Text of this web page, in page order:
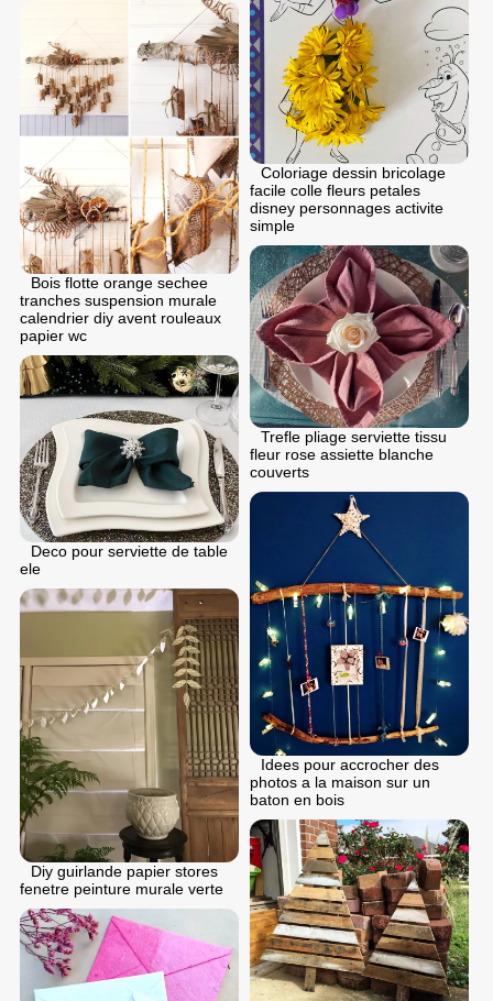
Coloriage dessin bricolage
facile colle fleurs petales
disney personnages activite
simple
Bois flotte orange sechee
tranches suspension murale
calendrier diy avent rouleaux
papier wc
Trefle pliage serviette tissu
fleur rose assiette blanche
couverts
Deco pour serviette de table
ele
Idees pour accrocher des
photos a la maison sur un
baton en bois
Diy guirlande papier stores
fenetre peinture murale verte